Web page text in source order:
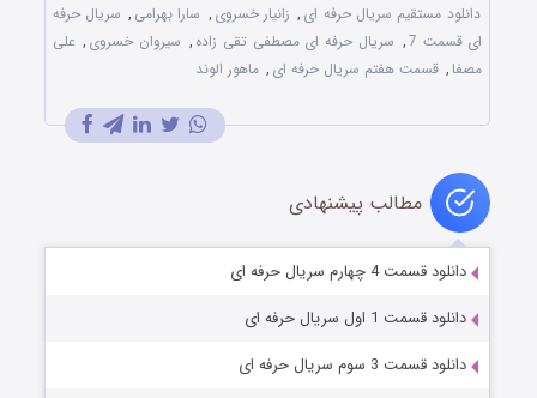
دانلود مستقیم سریال حرفه ای , زانیار خسروی , سارا بهرامی , سریال حرفه
ای قسمت 7
, سریال حرفه ای مصطفی تقی زاده , سیروان خسروی , علی
مصفا , قسمت هفتم سریال حرفه ای , ماهور الوند
مطالب پیشنهادی
دانلود قسمت 4 چهارم سریال حرفه ای
دانلود قسمت 1 اول سریال حرفه ای
دانلود قسمت 3 سوم سریال حرفه ای